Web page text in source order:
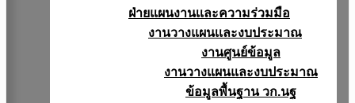
ฝ่ายแผนงานเเละความร่วมมือ
งานวางแผนเเละงบประมาณ
งานศูนย์ข้อมูล
งานวางแผนและงบประมาณ
ข้อมูลพื้นฐาน วก.นฐ